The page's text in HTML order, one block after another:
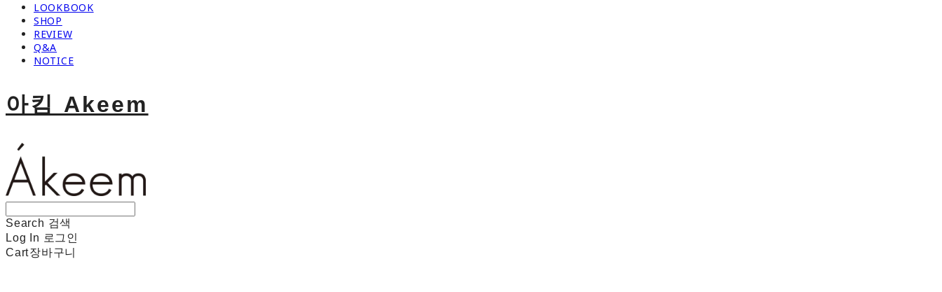
LOOKBOOK
SHOP
REVIEW
Q&A
NOTICE
아킴 Akeem
Search 검색
Log In 로그인
Cart장바구니